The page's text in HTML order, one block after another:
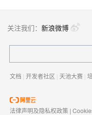
关注我们： 新浪微博
文档 | 开发者社区 | 天池大赛 |
法律声明及隐私权政策 |